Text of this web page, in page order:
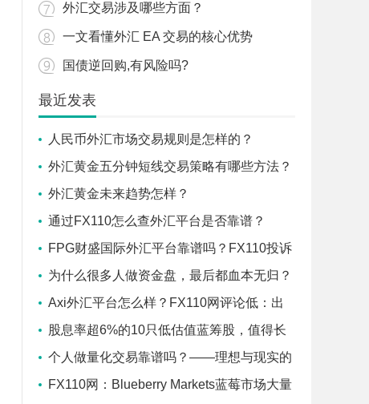
外汇交易涉及哪些方面？
一文看懂外汇 EA 交易的核心优势
国债逆回购,有风险吗?
最近发表
人民币外汇市场交易规则是怎样的？
外汇黄金五分钟短线交易策略有哪些方法？
外汇黄金未来趋势怎样？
通过FX110怎么查外汇平台是否靠谱？
FPG财盛国际外汇平台靠谱吗？FX110投诉
案例揭示的“盈利即封号”困局
为什么很多人做资金盘，最后都血本无归？
Axi外汇平台怎么样？FX110网评论低：出
金拖延、滑点爆仓，投资者集体控诉
股息率超6%的10只低估值蓝筹股，值得长
期配置吗？
个人做量化交易靠谱吗？——理想与现实的
理性审视
FX110网：Blueberry Markets蓝莓市场大量